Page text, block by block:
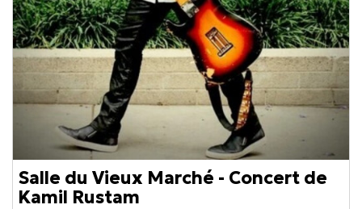
Salle du Vieux Marché - Concert de
Kamil Rustam